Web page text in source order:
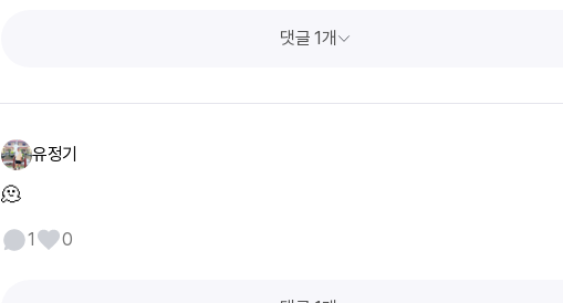
댓글 1개
유정기
🫠
1 0